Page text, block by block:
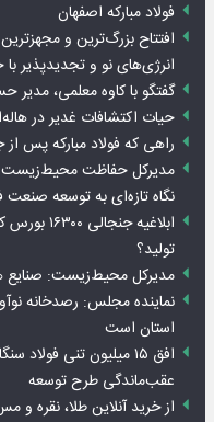
فولاد مبارکه اصفهان
افتتاح بزرگ‌ترین و
انرژی‌های نو و تجدیدپذیر
گفتگو با کاوه معلمی، مدیر
حیات اکتشافات غدیر در
راهی که فولاد مبارکه پس
مدیرکل حفاظت محیط‌زیست
نگاه تازه‌ای به توسعه صنعت
ابلاغیه
تولید؟
مدیرکل محیط‌زیست: صنایع
نماینده مجلس: رصدخانه
استان است
عقب‌ماندگی طرح توسعه
از خرید آنلاین طلا، نقره